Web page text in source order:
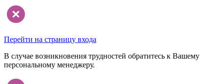
Перейти на страницу входа
В случае возникновения трудностей обратитесь к Вашему
персональному менеджеру.